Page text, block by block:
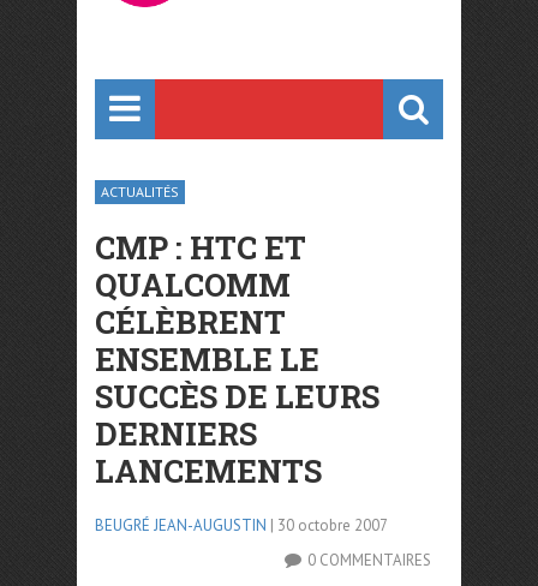
ACTUALITÉS
CMP : HTC ET
QUALCOMM
CÉLÈBRENT
ENSEMBLE LE
SUCCÈS DE LEURS
DERNIERS
LANCEMENTS
BEUGRÉ JEAN-AUGUSTIN | 30 octobre 2007
0 COMMENTAIRES